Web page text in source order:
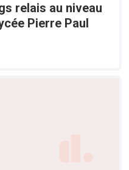
relais au niveau
Pierre Paul